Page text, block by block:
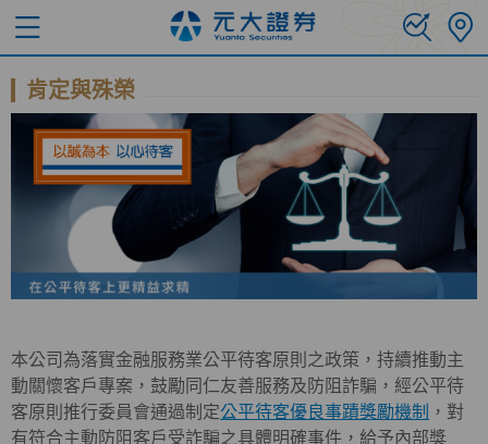
肯定與殊榮
本公司為落實金融服務業公平待客原則之政策，持續推動主
動關懷客戶專案，鼓勵同仁友善服務及防阻詐騙，經公平待
客原則推行委員會通過制定公平待客優良事蹟獎勵機制 ，對
有符合主動防阻客戶受詐騙之具體明確事件，給予內部獎